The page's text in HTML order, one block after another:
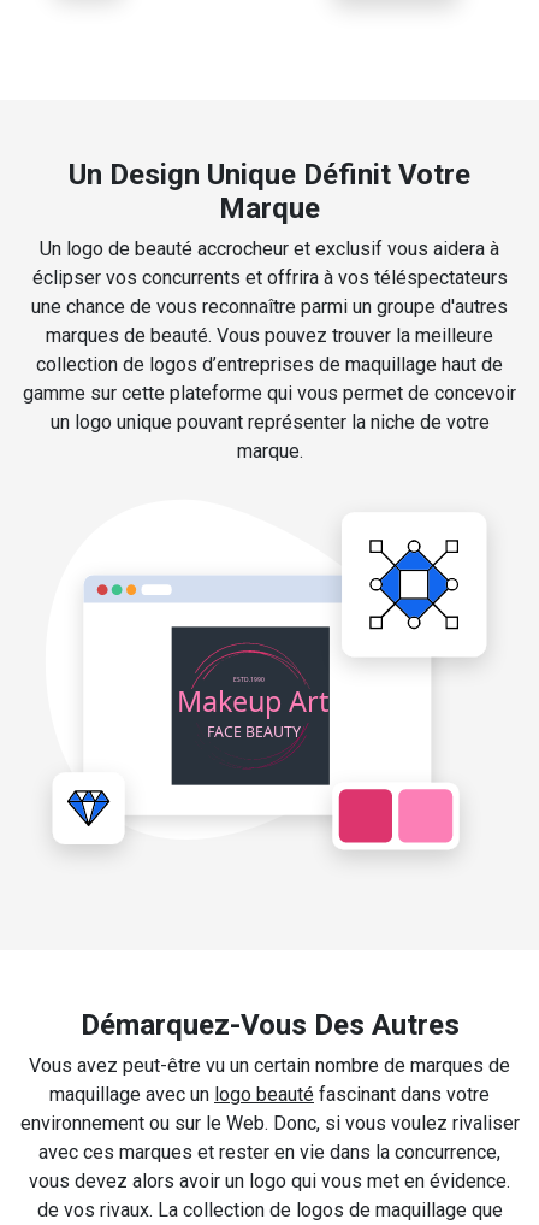
Un Design Unique Définit Votre
Marque
Un logo de beauté accrocheur et exclusif vous aidera à
éclipser vos concurrents et offrira à vos téléspectateurs
une chance de vous reconnaître parmi un groupe d'autres
marques de beauté. Vous pouvez trouver la meilleure
collection de logos d’entreprises de maquillage haut de
gamme sur cette plateforme qui vous permet de concevoir
un logo unique pouvant représenter la niche de votre
marque.
Démarquez-Vous Des Autres
Vous avez peut-être vu un certain nombre de marques de
maquillage avec un logo beauté fascinant dans votre
environnement ou sur le Web. Donc, si vous voulez rivaliser
avec ces marques et rester en vie dans la concurrence,
vous devez alors avoir un logo qui vous met en évidence.
de vos rivaux. La collection de logos de maquillage que